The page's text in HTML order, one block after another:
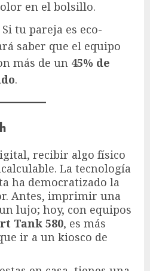
en el bolsillo.
Si tu pareja es eco-
saber que el equipo
más de un 45% de
.
recibir algo físico
La tecnología
ha democratizado la
Antes, imprimir una
lujo; hoy, con equipos
Tank 580, es más
ir a un kiosco de